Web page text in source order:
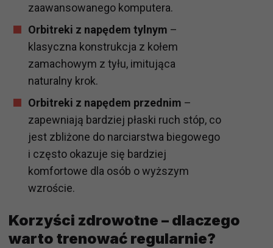
zaawansowanego komputera.
Orbitreki z napędem tylnym –
klasyczna konstrukcja z kołem
zamachowym z tyłu, imitująca
naturalny krok.
Orbitreki z napędem przednim –
zapewniają bardziej płaski ruch stóp, co
jest zbliżone do narciarstwa biegowego
i często okazuje się bardziej
komfortowe dla osób o wyższym
wzroście.
Korzyści zdrowotne – dlaczego
warto trenować regularnie?